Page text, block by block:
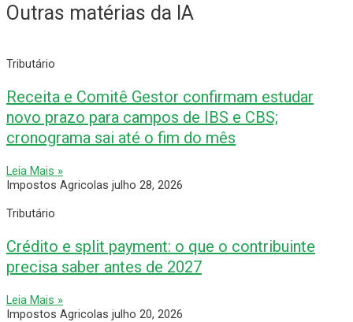
Outras matérias da IA
Tributário
Receita e Comitê Gestor confirmam estudar
novo prazo para campos de IBS e CBS;
cronograma sai até o fim do mês
Leia Mais »
Impostos Agricolas julho 28, 2026
Tributário
Crédito e split payment: o que o contribuinte
precisa saber antes de 2027
Leia Mais »
Impostos Agricolas julho 20, 2026